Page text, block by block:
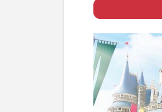
Page 1
Page 2